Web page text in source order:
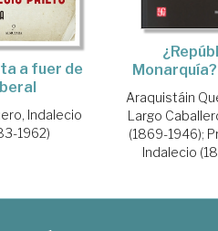
a fuer de
Indalecio
1962)
Araquistáin
Largo
(1869-1946);
Indalecio